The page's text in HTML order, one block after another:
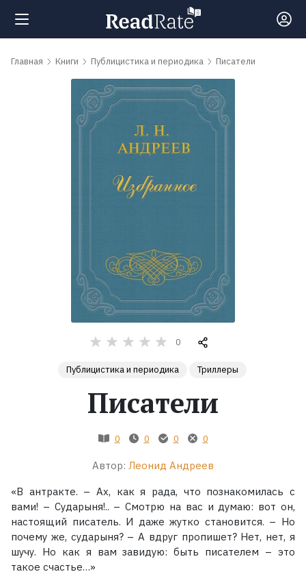
Поиск
Экранизации
Главная Книги Публицистика и периодика Писатели
0
Публицистика и периодика Триллеры
Писатели
0 0 0 0
Автор: Леонид Андреев
«В антракте. – Ах, как я рада, что познакомилась с
вами! – Сударыня!.. – Смотрю на вас и думаю: вот он,
настоящий писатель. И даже жутко становится. – Но
почему же, сударыня? – А вдруг пропишет? Нет, нет, я
шучу. Но как я вам завидую: быть писателем – это
такое счастье…»